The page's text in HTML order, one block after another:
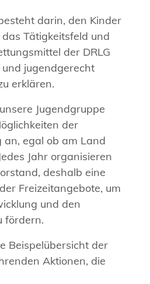
darin, den Kinder
Tätigkeitsfeld und
der DRLG
jugendgerecht
erklären.
Jugendgruppe
der
an, egal ob am Land
Jahr organisieren
deshalb eine
Freizeitangebote, um
und den
fördern.
Beispelübersicht der
Aktionen, die